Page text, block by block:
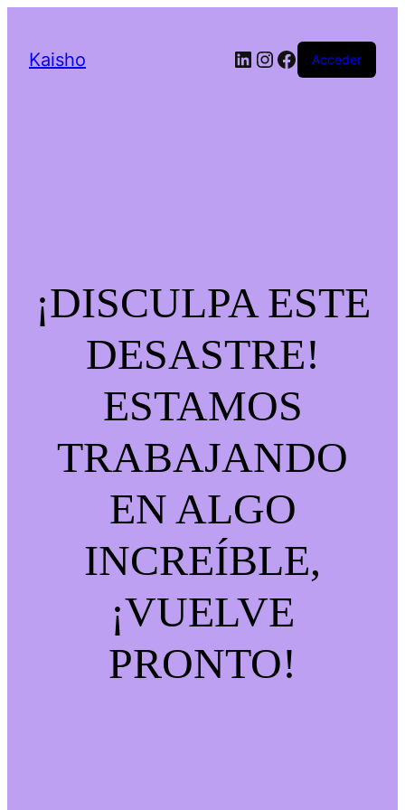
Kaisho LinkedIn
Instagram
Facebook
Acceder
¡DISCULPA ESTE
DESASTRE!
ESTAMOS
TRABAJANDO
EN ALGO
INCREÍBLE,
¡VUELVE
PRONTO!